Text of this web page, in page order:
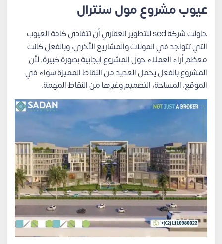
عيوب مشروع مول سنترال
حاولت شركة sed للتطوير العقاري أن تتفادى كافة العيوب
التي تتواجد في المولات والمشاريع الأخرى، وبالفعل كانت
معظم أراء العملاء حول المشروع ايجابية بصورة كبيرة، لأن
المشروع بالفعل يحمل العديد من النقاط المميزة سواء في
الموقع، المساحة، التصميم وغيرها من النقاط المهمة.